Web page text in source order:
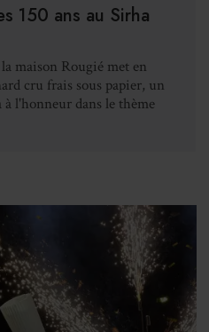
150 ans au Sirha
maison Rougié met en
cru frais sous papier, un
l'honneur dans le thème